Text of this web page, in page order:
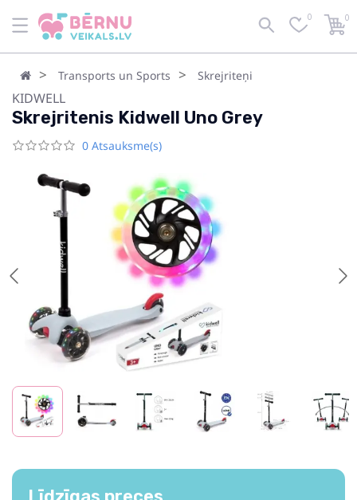
0 0
Transports un Sports Skrejriteņi
KIDWELL
Skrejritenis Kidwell Uno Grey
0 Atsauksme(s)